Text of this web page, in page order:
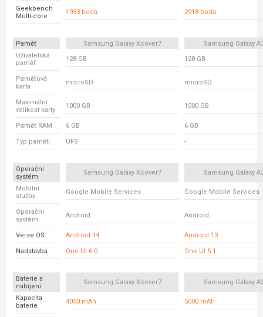
Geekbench
Multi-core
1933 bodů 2918 bodů
Paměť Samsung Galaxy Xcover7
Samsung Galaxy
Uživatelská
paměť
128 GB 128 GB
Paměťová
karta
microSD microSD
Maximální
velikost karty
1000 GB 1000 GB
Paměť RAM 6 GB 6 GB
Typ paměti UFS -
Operační
systém
Samsung Galaxy Xcover7 Samsung Galaxy
Mobilní
služby
Google Mobile Services Google Mobile Services
Operační
systém
Android Android
Verze OS Android 14 Android 13
Nadstavba One UI 6.0 One UI 5.1
Baterie a
nabíjení
Samsung Galaxy Xcover7 Samsung Galaxy
Kapacita
baterie
4050 mAh 5000 mAh